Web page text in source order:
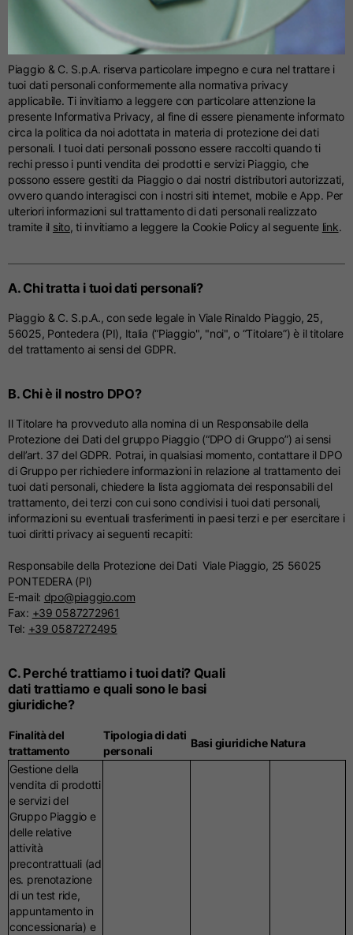
INFORMATIVA PRIVACY ai sensi degli
articoli 13 e 14 del Regolamento (UE)
2016/679 (“GDPR”)
Piaggio & C. S.p.A. riserva particolare impegno e cura nel trattare i
tuoi dati personali conformemente alla normativa privacy
applicabile. Ti invitiamo a leggere con particolare attenzione la
presente Informativa Privacy, al fine di essere pienamente informato
circa la politica da noi adottata in materia di protezione dei dati
personali. I tuoi dati personali possono essere raccolti quando ti
rechi presso i punti vendita dei prodotti e servizi Piaggio, che
possono essere gestiti da Piaggio o dai nostri distributori autorizzati,
ovvero quando interagisci con i nostri siti internet, mobile e App. Per
ulteriori informazioni sul trattamento di dati personali realizzato
tramite il sito, ti invitiamo a leggere la Cookie Policy al seguente link.
A. Chi tratta i tuoi dati personali?
Piaggio & C. S.p.A., con sede legale in Viale Rinaldo Piaggio, 25,
56025, Pontedera (PI), Italia (“Piaggio", "noi", o “Titolare”) è il titolare
del trattamento ai sensi del GDPR.
B. Chi è il nostro DPO?
Il Titolare ha provveduto alla nomina di un Responsabile della
Protezione dei Dati del gruppo Piaggio (“DPO di Gruppo”) ai sensi
dell’art. 37 del GDPR. Potrai, in qualsiasi momento, contattare il DPO
di Gruppo per richiedere informazioni in relazione al trattamento dei
tuoi dati personali, chiedere la lista aggiornata dei responsabili del
trattamento, dei terzi con cui sono condivisi i tuoi dati personali,
informazioni su eventuali trasferimenti in paesi terzi e per esercitare i
tuoi diritti privacy ai seguenti recapiti:
Responsabile della Protezione dei Dati Viale Piaggio, 25 56025
PONTEDERA (PI)
E-mail: dpo@piaggio.com
Fax: +39 0587272961
Tel: +39 0587272495
C. Perché trattiamo i tuoi dati? Quali
dati trattiamo e quali sono le basi
giuridiche?
Finalità del
trattamento
Tipologia di dati
personali
Basi giuridiche Natura
Gestione della
vendita di prodotti
e servizi del
Gruppo Piaggio e
delle relative
attività
precontrattuali (ad
es. prenotazione
di un test ride,
appuntamento in
concessionaria) e
Olandese
Francese